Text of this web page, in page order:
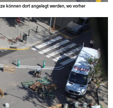
kön­nen dort angelegt wer­den, wo vorher